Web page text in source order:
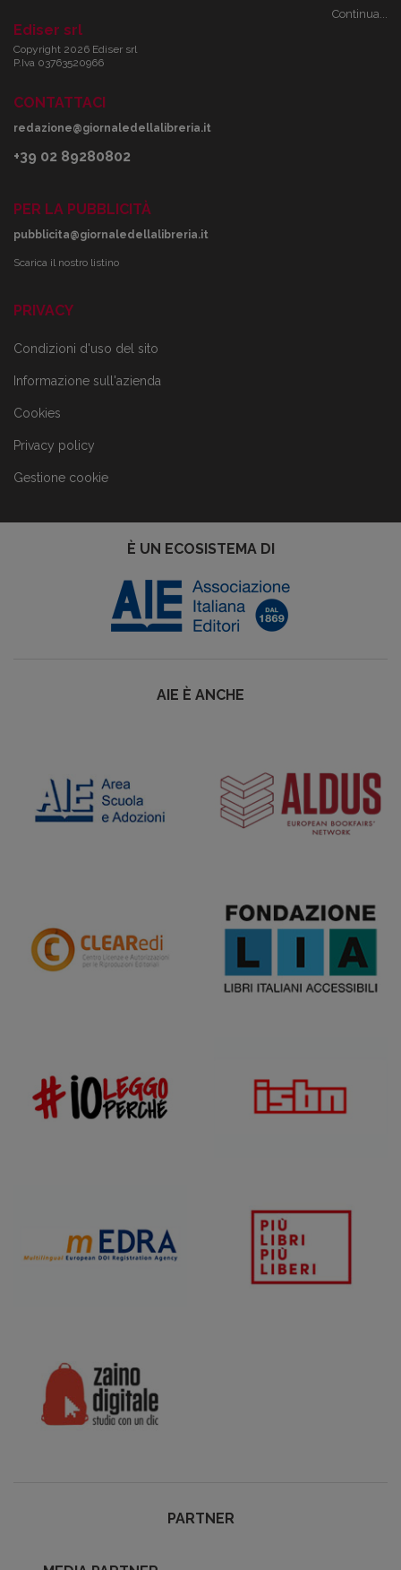
Continua...
Ediser srl
Copyright 2026 Ediser srl
P.Iva 03763520966
CONTATTACI
redazione@giornaledellalibreria.it
+39 02 89280802
PER LA PUBBLICITÀ
pubblicita@giornaledellalibreria.it
Scarica il nostro listino
PRIVACY
Condizioni d'uso del sito
Informazione sull'azienda
Cookies
Privacy policy
Gestione cookie
È UN ECOSISTEMA DI
AIE È ANCHE
PARTNER